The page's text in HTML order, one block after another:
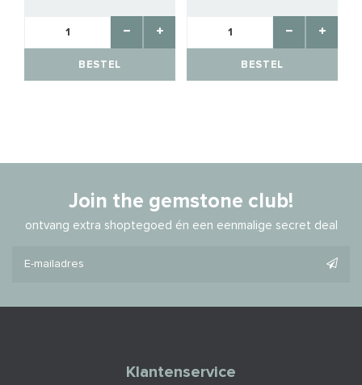
BESTEL BESTEL
Join the gemstone club!
ontvang extra shoptegoed én een eenmalige secret deal
Klantenservice